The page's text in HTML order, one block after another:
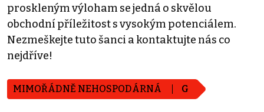
proskleným výloham se jedná o skvělou
obchodní příležitost s vysokým potenciálem.
Nezmeškejte tuto šanci a kontaktujte nás co
nejdříve!
MIMOŘÁDNĚ NEHOSPODÁRNÁ G